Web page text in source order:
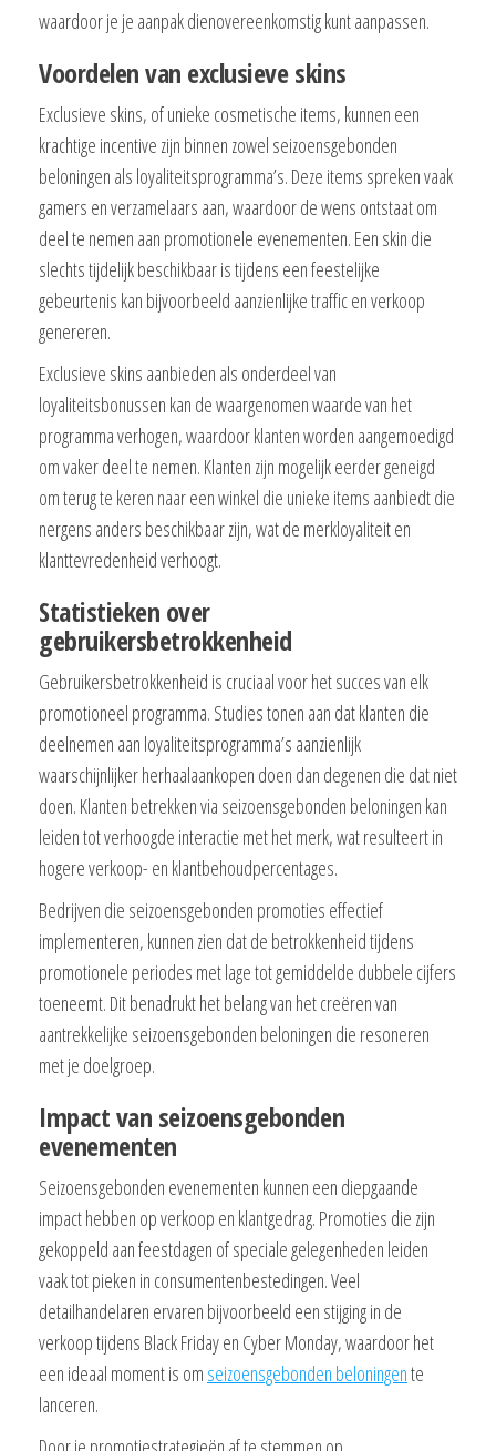
waardoor je je aanpak dienovereenkomstig kunt aanpassen.
Voordelen van exclusieve skins
Exclusieve skins, of unieke cosmetische items, kunnen een
krachtige incentive zijn binnen zowel seizoensgebonden
beloningen als loyaliteitsprogramma’s. Deze items spreken vaak
gamers en verzamelaars aan, waardoor de wens ontstaat om
deel te nemen aan promotionele evenementen. Een skin die
slechts tijdelijk beschikbaar is tijdens een feestelijke
gebeurtenis kan bijvoorbeeld aanzienlijke traffic en verkoop
genereren.
Exclusieve skins aanbieden als onderdeel van
loyaliteitsbonussen kan de waargenomen waarde van het
programma verhogen, waardoor klanten worden aangemoedigd
om vaker deel te nemen. Klanten zijn mogelijk eerder geneigd
om terug te keren naar een winkel die unieke items aanbiedt die
nergens anders beschikbaar zijn, wat de merkloyaliteit en
klanttevredenheid verhoogt.
Statistieken over
gebruikersbetrokkenheid
Gebruikersbetrokkenheid is cruciaal voor het succes van elk
promotioneel programma. Studies tonen aan dat klanten die
deelnemen aan loyaliteitsprogramma’s aanzienlijk
waarschijnlijker herhaalaankopen doen dan degenen die dat niet
doen. Klanten betrekken via seizoensgebonden beloningen kan
leiden tot verhoogde interactie met het merk, wat resulteert in
hogere verkoop- en klantbehoudpercentages.
Bedrijven die seizoensgebonden promoties effectief
implementeren, kunnen zien dat de betrokkenheid tijdens
promotionele periodes met lage tot gemiddelde dubbele cijfers
toeneemt. Dit benadrukt het belang van het creëren van
aantrekkelijke seizoensgebonden beloningen die resoneren
met je doelgroep.
Impact van seizoensgebonden
evenementen
Seizoensgebonden evenementen kunnen een diepgaande
impact hebben op verkoop en klantgedrag. Promoties die zijn
gekoppeld aan feestdagen of speciale gelegenheden leiden
vaak tot pieken in consumentenbestedingen. Veel
detailhandelaren ervaren bijvoorbeeld een stijging in de
verkoop tijdens Black Friday en Cyber Monday, waardoor het
een ideaal moment is om seizoensgebonden beloningente
lanceren.